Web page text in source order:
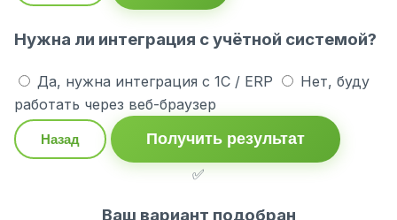
Нужна ли интеграция с учётной системой?
Да, нужна интеграция с 1С / ERP
Нет, буду
работать через веб-браузер
Назад
Получить результат
✅
Ваш вариант подобран